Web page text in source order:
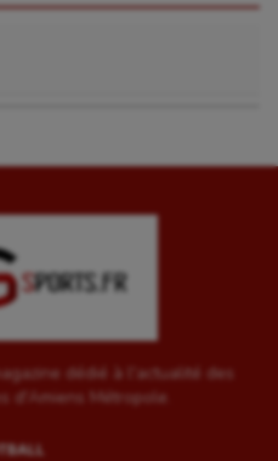
dédié à l'actualité des
d'Amiens Métropole.